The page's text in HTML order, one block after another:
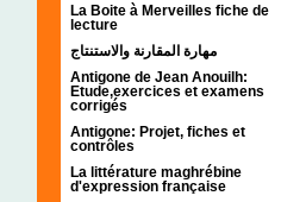
La Boite à Merveilles fiche de
lecture
مهارة المقارنة والاستنتاج
Antigone de Jean Anouilh:
Etude,exercices et examens
corrigés
Antigone: Projet, fiches et
contrôles
La littérature maghrébine
d'expression française